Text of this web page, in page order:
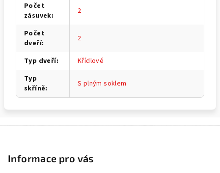
Počet
zásuvek: 2
Počet
dveří: 2
Typ dveří:
Křídlové
Typ
skříně: S plným soklem
Informace pro vás